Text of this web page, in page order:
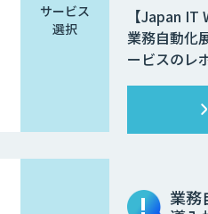
サービス
選択
【Japan IT
業務自動化
ービスのレ
業務